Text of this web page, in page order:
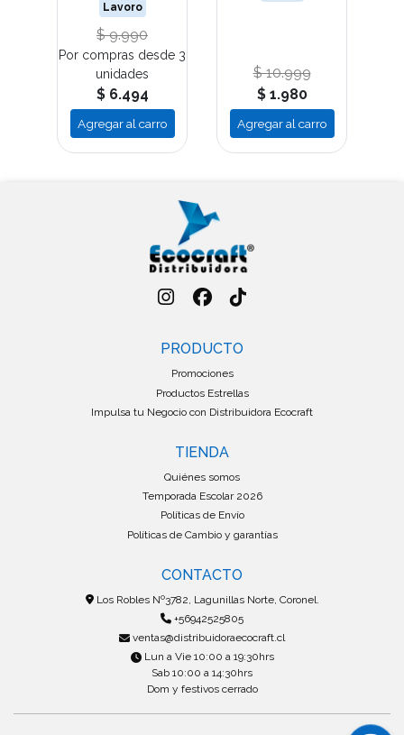
Lavoro
$ 9.990
Por compras desde 3
unidades
$ 6.494
Agregar al carro
$ 10.999
$ 1.980
Agregar al carro
PRODUCTO
Promociones
Productos Estrellas
Impulsa tu Negocio con Distribuidora Ecocraft
TIENDA
Quiénes somos
Temporada Escolar 2026
Políticas de Envío
Políticas de Cambio y garantías
CONTACTO
Los Robles Nº3782, Lagunillas Norte, Coronel.
+56942525805
ventas@distribuidoraecocraft.cl
Lun a Vie 10:00 a 19:30hrs
Sab 10:00 a 14:30hrs
Dom y festivos cerrado